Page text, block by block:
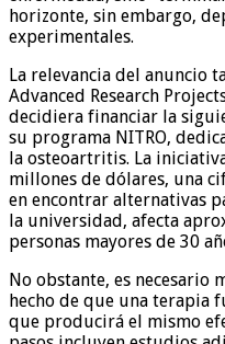
horizonte, sin embargo,
experimentales.
La relevancia del anuncio
Advanced Research
decidiera financiar la
su programa NITRO,
la osteoartritis. La
millones de dólares, una
en encontrar alternativas
la universidad, afecta
personas mayores de 30
No obstante, es necesario
hecho de que una terapia
que producirá el mismo